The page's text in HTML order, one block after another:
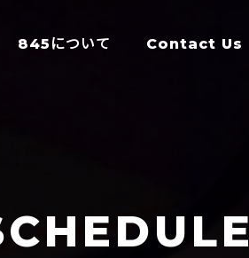
845について Contact Us